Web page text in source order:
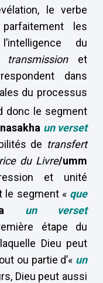
le verbe
les
du
transmissionet
dans
du processus
donc le segment
un verset
de transfert
du Livre/umm
et unité
le segment « que
un verset
étape du
Dieu peut
ou partie d’« un
Dieu peut aussi